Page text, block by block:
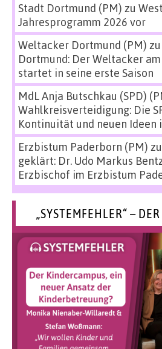
Stadt Dortmund (PM) zu
Jahresprogramm 2026 vor
Weltacker Dortmund (PM) zu
Dortmund: Der Weltacker
startet in seine erste Saison
MdL Anja Butschkau (SPD)
Wahlkreisverteidigung: Die
Kontinuität und neuen Ideen
Erzbistum Paderborn (PM) zu
geklärt: Dr. Udo Markus
Erzbischof im Erzbistum
„SYSTEMFEHLER“ –